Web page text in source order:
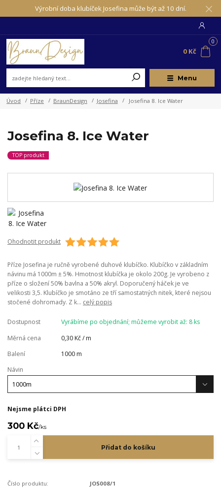
Výrobní doba klubíček Josefina může být až 10 dní.
Menu
0
0 Kč
Úvod Příze BraunDesign Josefina Josefina 8. Ice Water
Josefina 8. Ice Water
TOP produkt
Ohodnotit produkt
Příze Josefina je ručně vyrobené duhové klubíčko. Klubíčko v základním
návinu má 1000m ± 5%. Hmotnost klubíčka je okolo 200g. Je vyrobeno z
příze o složení 50% bavlna a 50% akryl. Doporučený háček je ve
velikosti 3,5. Klubíčko je smotáno ze tří samostatných nitek, které nejsou
stočené dohromady. Z k... celý popis
Dostupnost
Vyrábíme po objednání; můžeme vyrobit až: 8 ks
Měrná cena
0,30 Kč / m
Balení
1000 m
Návin
Nejsme plátci DPH
300 Kč/ks
Přidat do košíku
Číslo produktu:
JOS008/1